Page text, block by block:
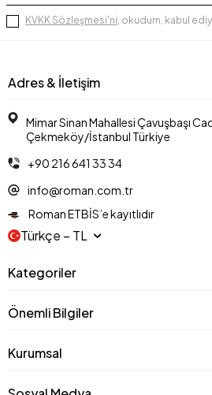
KVKK Sözleşmesi'ni , okudum, kabul
Adres & İletişim
Mimar Sinan Mahallesi Çavuşbaşı
Çekmeköy/İstanbul Türkiye
+90 216 641 33 34
info@roman.com.tr
Roman ETBİS’e kayıtlıdır
Türkçe − TL
Kategoriler
Önemli Bilgiler
Kurumsal